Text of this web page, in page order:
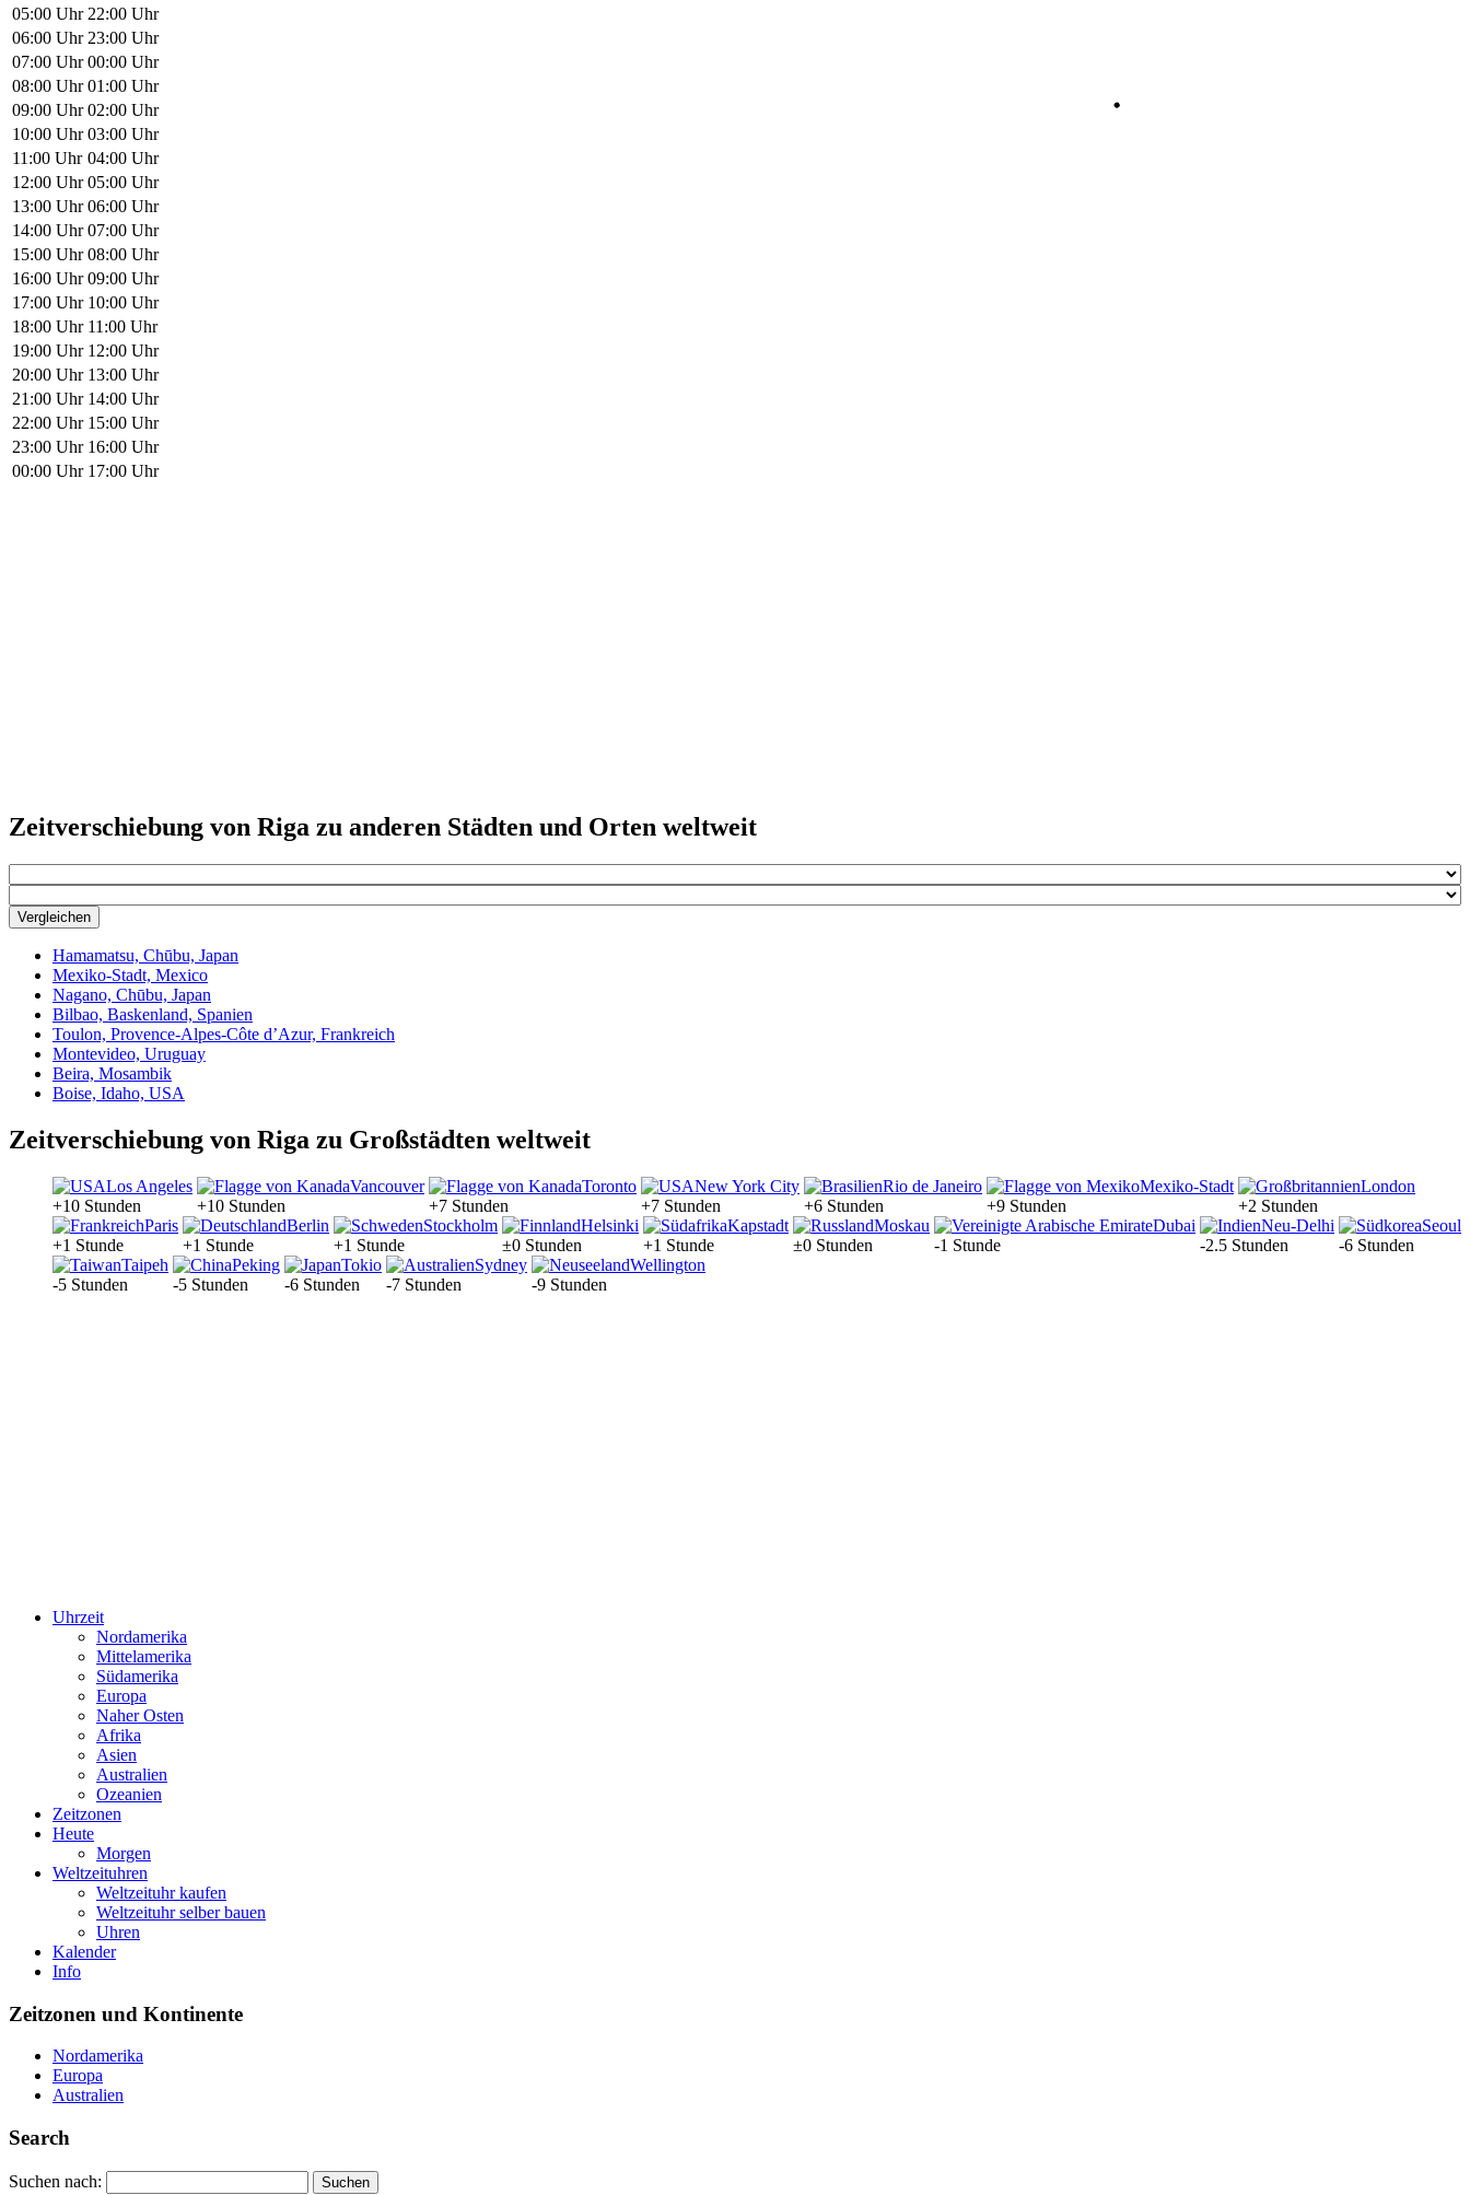
05:00 Uhr 22:00 Uhr
06:00 Uhr 23:00 Uhr
07:00 Uhr 00:00 Uhr
08:00 Uhr 01:00 Uhr
09:00 Uhr 02:00 Uhr
10:00 Uhr 03:00 Uhr
11:00 Uhr 04:00 Uhr
12:00 Uhr 05:00 Uhr
13:00 Uhr 06:00 Uhr
14:00 Uhr 07:00 Uhr
15:00 Uhr 08:00 Uhr
16:00 Uhr 09:00 Uhr
17:00 Uhr 10:00 Uhr
18:00 Uhr 11:00 Uhr
19:00 Uhr 12:00 Uhr
20:00 Uhr 13:00 Uhr
21:00 Uhr 14:00 Uhr
22:00 Uhr 15:00 Uhr
23:00 Uhr 16:00 Uhr
00:00 Uhr 17:00 Uhr
Zeitverschiebung von Riga zu anderen Städten und Orten weltweit
Vergleichen
Hamamatsu, Chūbu, Japan
Mexiko-Stadt, Mexico
Nagano, Chūbu, Japan
Bilbao, Baskenland, Spanien
Toulon, Provence-Alpes-Côte d’Azur, Frankreich
Montevideo, Uruguay
Beira, Mosambik
Boise, Idaho, USA
Zeitverschiebung von Riga zu Großstädten weltweit
Los Angeles
+10 Stunden
Vancouver
+10 Stunden
Toronto
+7 Stunden
New York City
+7 Stunden
Rio de Janeiro
+6 Stunden
Mexiko-Stadt
+9 Stunden
London
+2 Stunden
Paris
+1 Stunde
Berlin
+1 Stunde
Stockholm
+1 Stunde
Helsinki
±0 Stunden
Kapstadt
+1 Stunde
Moskau
±0 Stunden
Dubai
-1 Stunde
Neu-Delhi
-2.5 Stunden
Seoul
-6 Stunden
Taipeh
-5 Stunden
Peking
-5 Stunden
Tokio
-6 Stunden
Sydney
-7 Stunden
Wellington
-9 Stunden
Uhrzeit
Nordamerika
Mittelamerika
Südamerika
Europa
Naher Osten
Afrika
Asien
Australien
Ozeanien
Zeitzonen
Heute
Morgen
Weltzeituhren
Weltzeituhr kaufen
Weltzeituhr selber bauen
Uhren
Kalender
Info
Zeitzonen und Kontinente
Nordamerika
Europa
Australien
Search
Suchen nach: